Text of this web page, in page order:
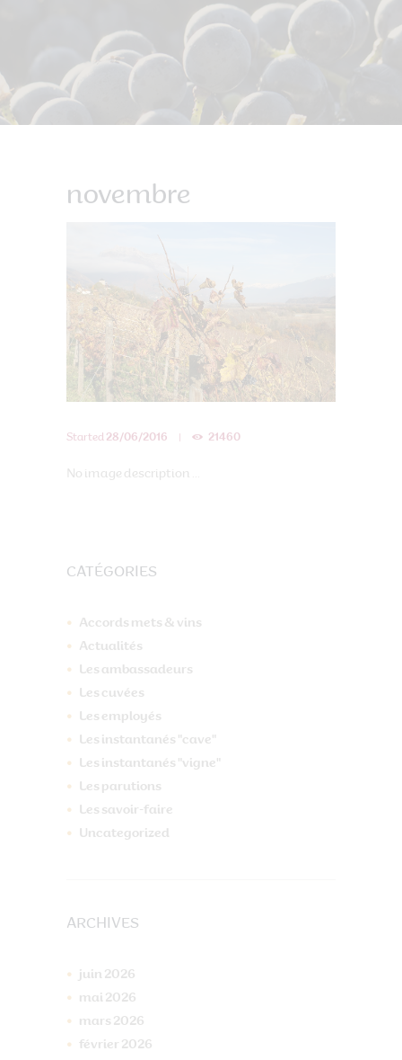
novembre
Started 28/06/2016 21460
No image description ...
CATÉGORIES
Accords mets & vins
Actualités
Les ambassadeurs
Les cuvées
Les employés
Les instantanés "cave"
Les instantanés "vigne"
Les parutions
Les savoir-faire
Uncategorized
ARCHIVES
juin 2026
mai 2026
mars 2026
février 2026